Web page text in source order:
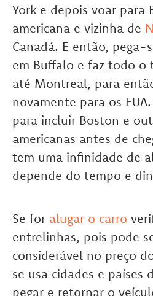
York e depois voar para
americana e vizinha de
Canadá. E então, pega-
em Buffalo e faz todo o
até Montreal, para
novamente para os
para incluir Boston e
americanas antes de
tem uma infinidade de
depende do tempo e
Se for alugar o carro
entrelinhas, pois pode
considerável no preço
se usa cidades e países
pegar e retornar o